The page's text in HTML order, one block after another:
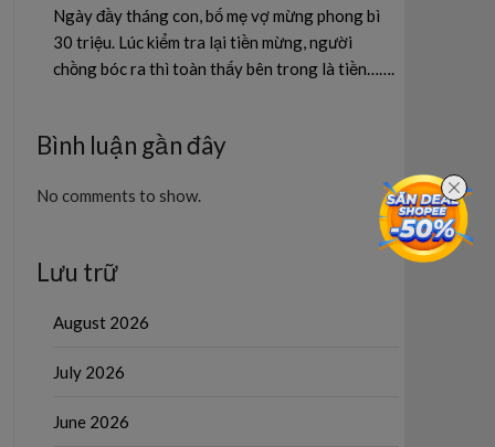
Ngày đầy tháng con, bố mẹ vợ mừng phong bì
30 triệu. Lúc kiểm tra lại tiền mừng, người
chồng bóc ra thì toàn thấy bên trong là tiền…….
Bình luận gần đây
No comments to show.
Lưu trữ
August 2026
July 2026
June 2026